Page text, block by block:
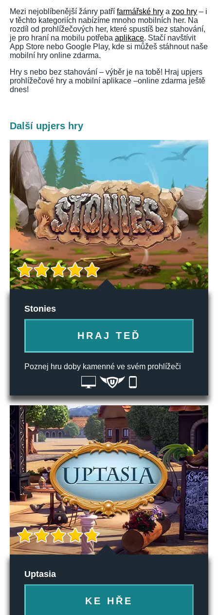
Mezi nejoblíbenější žánry patří farmářské hry a zoo hry – i
v těchto kategoriích nabízíme mnoho mobilních her. Na
rozdíl od prohlížečových her, které spustíš bez stahování,
je pro hraní na mobilu potřeba aplikace. Stačí navštívit
App Store nebo Google Play, kde si můžeš stáhnout naše
mobilní hry online zdarma.
Hry s nebo bez stahování – výběr je na tobě! Hraj upjers
prohlížečové hry a mobilní aplikace –online zdarma ještě
dnes!
Další upjers hry
Stonies
HRAJ TEĎ
Poznej hru doby kamenné ve svém prohlížeči
Uptasia
KE HŘE